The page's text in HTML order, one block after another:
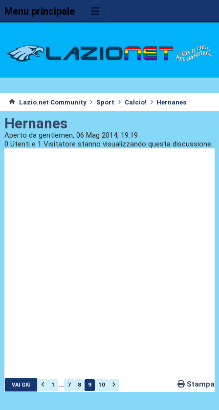
Menu principale
Lazio.net Community Sport Calcio! Hernanes
Hernanes
Aperto da gentlemen, 06 Mag 2014, 19:19
0 Utenti e 1 Visitatore stanno visualizzando questa discussione.
VAI GIÙ 1 ... 7 8 9 10 Stampa